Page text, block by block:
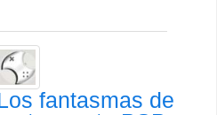
fantasmas de